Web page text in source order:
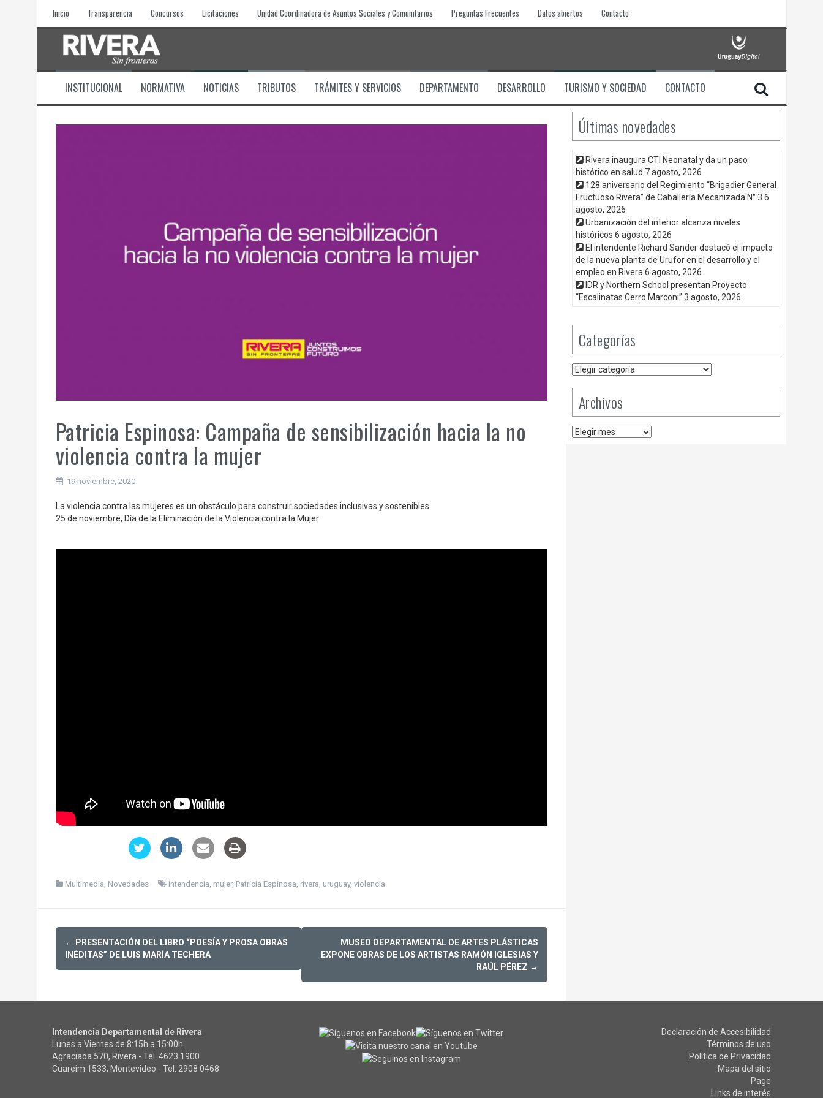
Inicio Transparencia Concursos Licitaciones Unidad Coordinadora de Asuntos Sociales y Comunitarios Preguntas Frecuentes Datos abiertos Contacto
INSTITUCIONAL NORMATIVA NOTICIAS TRIBUTOS TRÁMITES Y SERVICIOS DEPARTAMENTO DESARROLLO TURISMO Y SOCIEDAD CONTACTO
Patricia Espinosa: Campaña de sensibilización hacia la no
violencia contra la mujer
19 noviembre, 2020
La violencia contra las mujeres es un obstáculo para construir sociedades inclusivas y sostenibles.
25 de noviembre, Día de la Eliminación de la Violencia contra la Mujer
Multimedia, Novedades intendencia, mujer, Patricia Espinosa, rivera, uruguay, violencia
Post
navigation
← PRESENTACIÓN DEL LIBRO “POESÍA Y PROSA OBRAS
INÉDITAS” DE LUIS MARÍA TECHERA
MUSEO DEPARTAMENTAL DE ARTES PLÁSTICAS
EXPONE OBRAS DE LOS ARTISTAS RAMÓN IGLESIAS Y
RAÚL PÉREZ →
Últimas novedades
Rivera inaugura CTI Neonatal y da un paso
histórico en salud 7 agosto, 2026
128 aniversario del Regimiento “Brigadier General
Fructuoso Rivera” de Caballería Mecanizada N° 3 6
agosto, 2026
Urbanización del interior alcanza niveles
históricos 6 agosto, 2026
El intendente Richard Sander destacó el impacto
de la nueva planta de Urufor en el desarrollo y el
empleo en Rivera 6 agosto, 2026
IDR y Northern School presentan Proyecto
“Escalinatas Cerro Marconi” 3 agosto, 2026
Categorías
Categorías
Archivos
Archivos
Intendencia Departamental de Rivera
Lunes a Viernes de 8:15h a 15:00h
Agraciada 570, Rivera - Tel. 4623 1900
Cuareim 1533, Montevideo - Tel. 2908 0468
Declaración de Accesibilidad
Términos de uso
Política de Privacidad
Mapa del sitio
Page
Links de interés